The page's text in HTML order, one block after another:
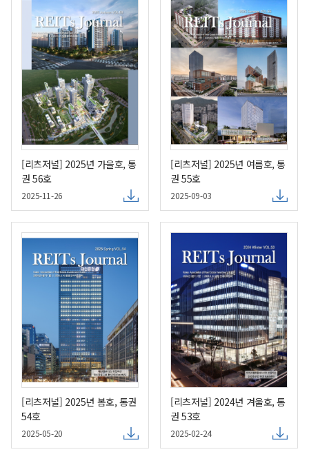
[리츠저널] 2025년 가을호, 통
권 56호
2025-11-26
[리츠저널] 2025년 여름호, 통
권 55호
2025-09-03
[리츠저널] 2025년 봄호, 통권
54호
2025-05-20
[리츠저널] 2024년 겨울호, 통
권 53호
2025-02-24